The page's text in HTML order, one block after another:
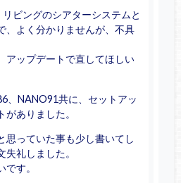
ビングのシアターシステムと
、よく分かりませんが、不具
アップデートで直してほしい
、NANO91共に、セットアッ
ありました。
思っていた事も少し書いてし
失礼しました。
す。